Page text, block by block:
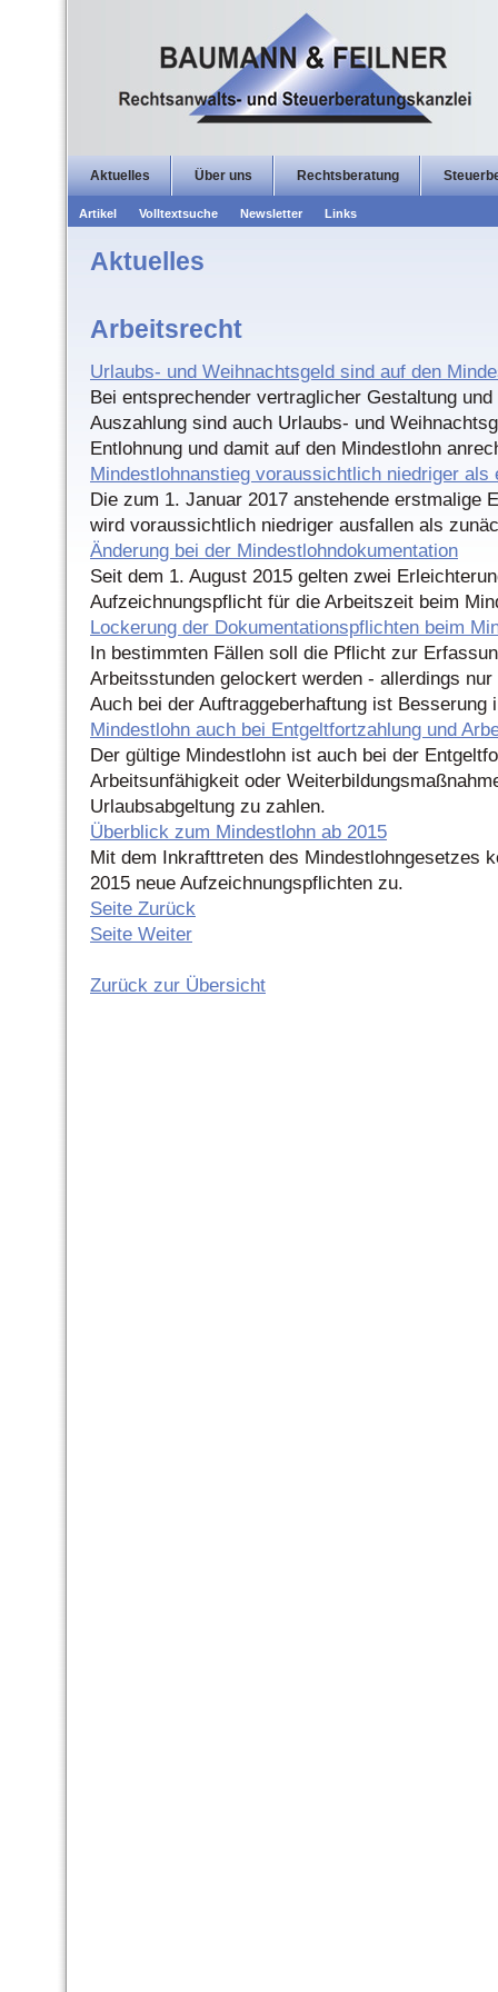
Aktuelles Über uns Rechtsberatung
Artikel Volltextsuche Newsletter Links
Aktuelles
Arbeitsrecht
Urlaubs- und Weihnachtsgeld sind auf den
Bei entsprechender vertraglicher Gestaltung
Auszahlung sind auch Urlaubs- und
Entlohnung und damit auf den Mindestlohn
Mindestlohnanstieg voraussichtlich niedriger als
Die zum 1. Januar 2017 anstehende erstmalige
wird voraussichtlich niedriger ausfallen als
Änderung bei der Mindestlohndokumentation
Seit dem 1. August 2015 gelten zwei
Aufzeichnungspflicht für die Arbeitszeit beim
Lockerung der Dokumentationspflichten beim
In bestimmten Fällen soll die Pflicht zur
Arbeitsstunden gelockert werden - allerdings
Auch bei der Auftraggeberhaftung ist Besserung
Mindestlohn auch bei Entgeltfortzahlung und
Der gültige Mindestlohn ist auch bei der
Arbeitsunfähigkeit oder
Urlaubsabgeltung zu zahlen.
Überblick zum Mindestlohn ab 2015
Mit dem Inkrafttreten des Mindestlohngesetzes
2015 neue Aufzeichnungspflichten zu.
Seite Zurück
Seite Weiter
Zurück zur Übersicht